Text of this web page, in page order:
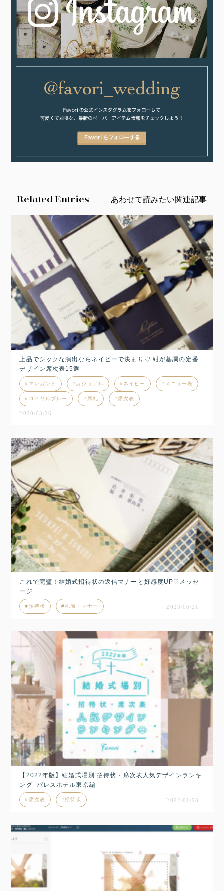
Related Entries あわせて読みたい関連記事
上品でシックな演出ならネイビーで決まり♡ 紺が基調の定番
デザイン席次表15選
エレガント カジュアル ネイビー メニュー表
ロイヤルブルー 席札 席次表
2020/03/26
これで完璧！結婚式招待状の返信マナーと好感度UP♡メッセ
ージ
招待状 礼節・マナー 2023/06/21
【2022年版】結婚式場別 招待状・席次表人気デザインランキ
ング_パレスホテル東京編
席次表 招待状 2022/01/28